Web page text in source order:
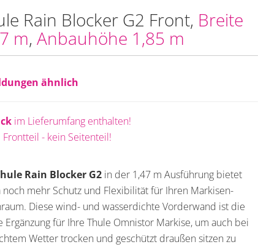
Rain Blocker G2 Front, Breite
m, Anbauhöhe 1,85 m
ähnlich
im Lieferumfang enthalten!
Frontteil - kein Seitenteil!
Rain Blocker G2 in der 1,47 m Ausführung bietet
noch mehr Schutz und Flexibilität für Ihren Markisen-
Diese wind- und wasserdichte Vorderwand ist die
Ergänzung für Ihre Thule Omnistor Markise, um auch bei
Wetter trocken und geschützt draußen sitzen zu